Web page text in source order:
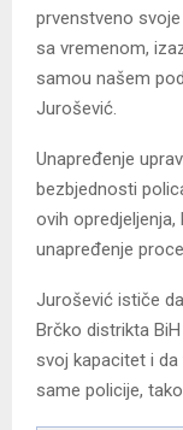
prvenstveno
sa vremenom,
samou našem
Jurošević.
Unapređenje
bezbjednosti
ovih
unapređenje
Jurošević ističe
Brčko distrikta
svoj kapacitet i
same policije,